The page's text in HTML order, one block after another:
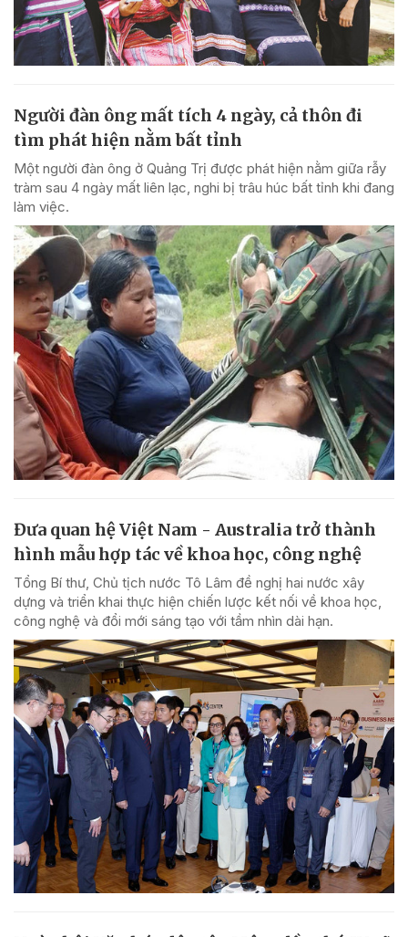
Người đàn ông mất tích 4 ngày, cả thôn đi
tìm phát hiện nằm bất tỉnh
Một người đàn ông ở Quảng Trị được phát hiện nằm giữa rẫy
tràm sau 4 ngày mất liên lạc, nghi bị trâu húc bất tỉnh khi đang
làm việc.
Đưa quan hệ Việt Nam - Australia trở thành
hình mẫu hợp tác về khoa học, công nghệ
Tổng Bí thư, Chủ tịch nước Tô Lâm đề nghị hai nước xây
dựng và triển khai thực hiện chiến lược kết nối về khoa học,
công nghệ và đổi mới sáng tạo với tầm nhìn dài hạn.